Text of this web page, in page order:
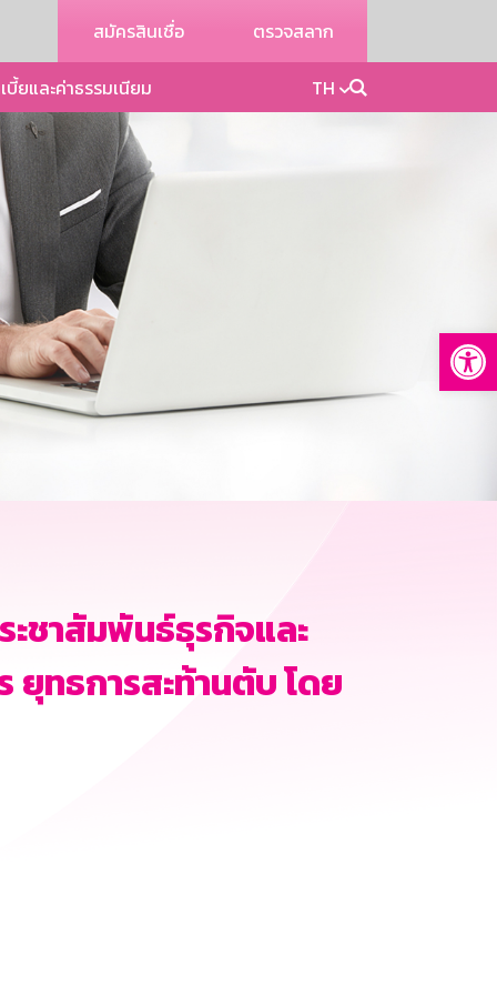
สมัครสินเชื่อ ตรวจสลาก
บี้ยและค่าธรรมเนียม TH
ชาสัมพันธ์ธุรกิจและ
ทธการสะท้านตับ โดย